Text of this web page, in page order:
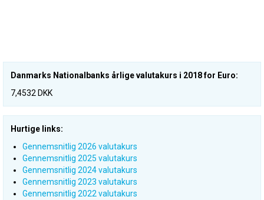
Danmarks Nationalbanks årlige valutakurs i 2018 for Euro:
7,4532 DKK
Hurtige links:
Gennemsnitlig 2026 valutakurs
Gennemsnitlig 2025 valutakurs
Gennemsnitlig 2024 valutakurs
Gennemsnitlig 2023 valutakurs
Gennemsnitlig 2022 valutakurs